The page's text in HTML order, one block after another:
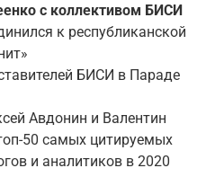
с коллективом БИСИ
к республиканской
БИСИ в Параде
Авдонин и Валентин
50 самых цитируемых
и аналитиков в 2020